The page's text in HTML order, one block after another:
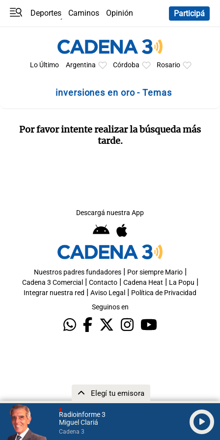
Radioinforme 3
Miguel Clariá
Cadena 3
Elegí tu emisora
Deportes Caminos
Opinión
Participá
Lo Último Argentina Córdoba Rosario
inversiones en oro - Temas
Por favor intente realizar la búsqueda más
tarde.
Descargá nuestra App
Nuestros padres fundadores| Por siempre Mario|
Cadena 3 Comercial | Contacto| Cadena Heat | La Popu |
Integrar nuestra red | Aviso Legal | Política de Privacidad
Seguinos en